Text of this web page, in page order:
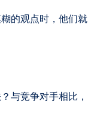
的观点时，他们就
与竞争对手相比，